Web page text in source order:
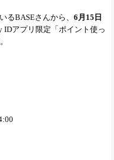
るBASEさんから、 6月15日
IDアプリ限定「ポイント使っ